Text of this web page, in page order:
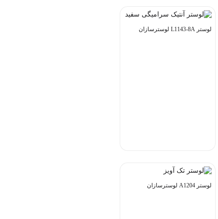
لوستر L1143-8A لوسترسازان
لوستر A1204 لوسترسازان